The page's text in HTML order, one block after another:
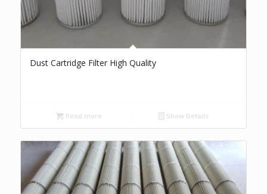
Dust Cartridge Filter High Quality
Read more Show Details